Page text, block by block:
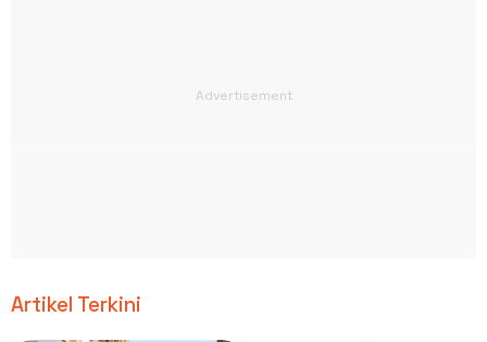
Artikel Terkini